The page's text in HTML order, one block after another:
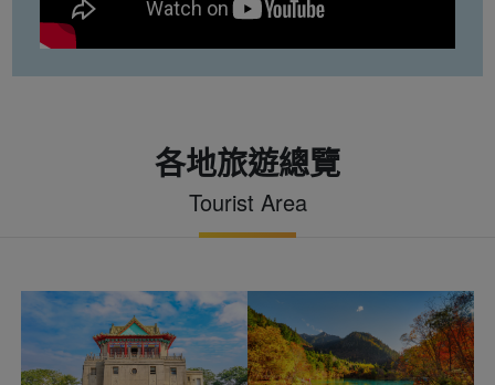
各地旅遊總覽
Tourist Area